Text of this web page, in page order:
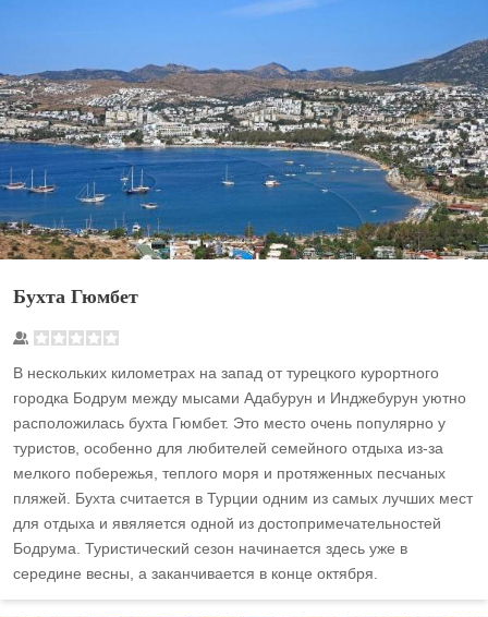
Бухта Гюмбет
В нескольких километрах на запад от турецкого курортного
городка Бодрум между мысами Адабурун и Инджебурун уютно
расположилась бухта Гюмбет. Это место очень популярно у
туристов, особенно для любителей семейного отдыха из-за
мелкого побережья, теплого моря и протяженных песчаных
пляжей. Бухта считается в Турции одним из самых лучших мест
для отдыха и явяляется одной из достопримечательностей
Бодрума. Туристический сезон начинается здесь уже в
середине весны, а заканчивается в конце октября.